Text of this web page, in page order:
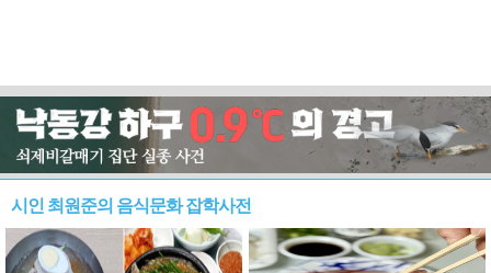
시인 최원준의 음식문화 잡학사전